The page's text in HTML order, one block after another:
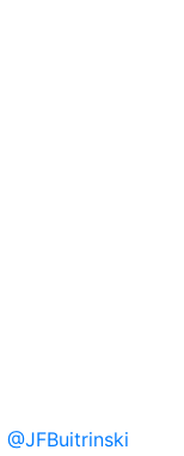
@JFBuitrinski